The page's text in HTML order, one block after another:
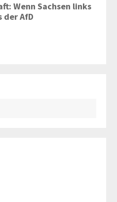
Wenn Sachsen links
AfD